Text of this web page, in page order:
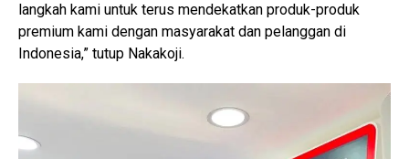
langkah kami untuk terus mendekatkan produk-produk
premium kami dengan masyarakat dan pelanggan di
Indonesia,” tutup Nakakoji.